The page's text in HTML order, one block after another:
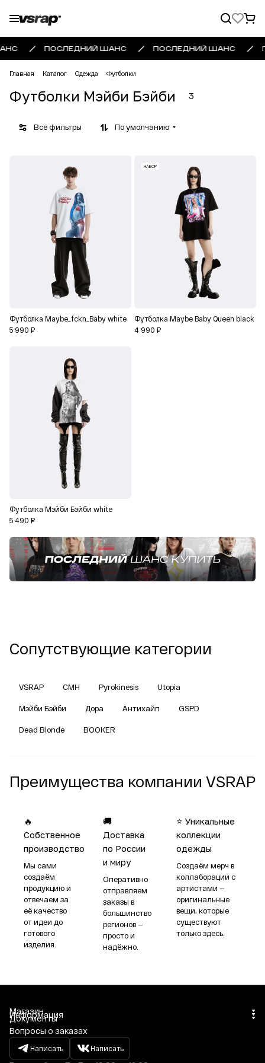
ПОСЛЕДНИЙ ШАНС ПОСЛЕДНИЙ ШАНС
Главная Каталог Одежда Футболки
Футболки Мэйби Бэйби 3
Все фильтры По умолчанию
Футболка Maybe_fckn_Baby white
5 990 ₽
НАБОР
Футболка Maybe Baby Queen black
4 990 ₽
Футболка Мэйби Бэйби white
5 490 ₽
Сопутствующие категории
VSRAP CMH Pyrokinesis Utopia
Мэйби Бэйби Дора Антихайп GSPD
Dead Blonde BOOKER
Преимущества компании VSRAP
🔥
Собственное
производство
Мы сами
создаём
продукцию и
отвечаем за
её качество
от идеи до
готового
изделия.
🚚
Доставка
по России
и миру
Оперативно
отправляем
заказы в
большинство
регионов —
просто и
надёжно.
⭐ Уникальные
коллекции
одежды
Создаём мерч в
коллаборации с
артистами —
оригинальные
вещи, которые
существуют
только здесь.
Вопросы о заказах
Написать Написать
Магазин
Информация
Документы